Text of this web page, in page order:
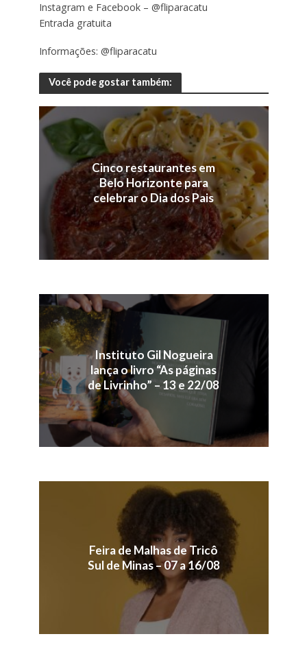
Instagram e Facebook – @‌fliparacatu
Entrada gratuita
Informações: @fliparacatu
Você pode gostar também:
Cinco restaurantes em
Belo Horizonte para
celebrar o Dia dos Pais
Instituto Gil Nogueira
lança o livro “As páginas
de Livrinho” – 13 e 22/08
Feira de Malhas de Tricô
Sul de Minas – 07 a 16/08